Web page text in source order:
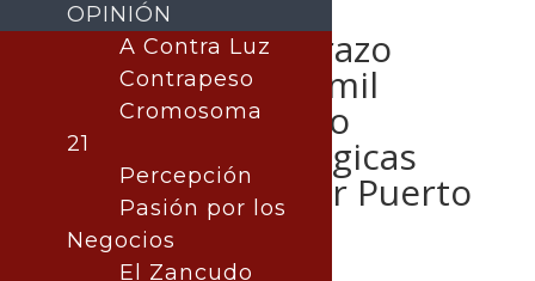
Gobernador Durazo
invierte más de mil
millones en cinco
acciones estratégicas
para transformar Puerto
Peñasco
OPINIÓN
A Contra Luz
Contrapeso
Cromosoma
21
Percepción
Pasión por los
Negocios
El Zancudo